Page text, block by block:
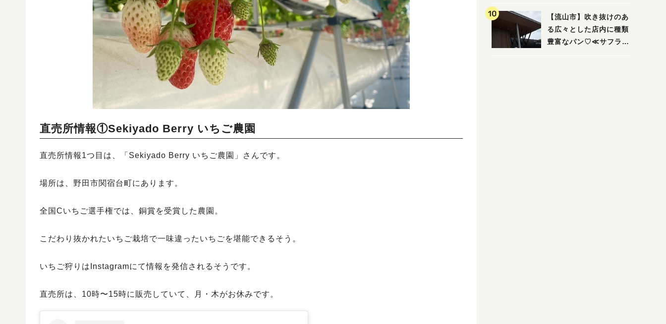
直売所情報①Sekiyado Berry いちご農園
直売所情報1つ目は、「Sekiyado Berry いちご農園」さんです。
場所は、野田市関宿台町にあります。
全国Cいちご選手権では、銅賞を受賞した農園。
こだわり抜かれたいちご栽培で一味違ったいちごを堪能できるそう。
いちご狩りはInstagramにて情報を発信されるそうです。
直売所は、10時〜15時に販売していて、月・木がお休みです。
【流山市】吹き抜けのあ
る広々とした店内に種類
豊富なパン♡≪サフラン